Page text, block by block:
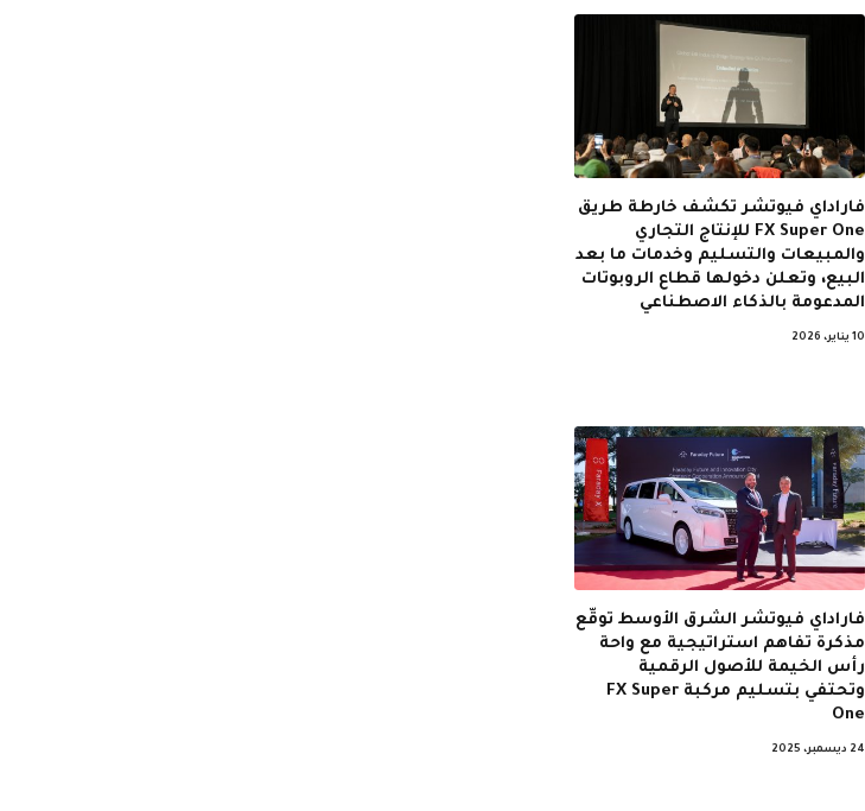
فاراداي فيوتشر تكشف خارطة طريق
FX Super One للإنتاج التجاري
والمبيعات والتسليم وخدمات ما بعد
البيع، وتعلن دخولها قطاع الروبوتات
المدعومة بالذكاء الاصطناعي
10 يناير، 2026
فاراداي فيوتشر الشرق الأوسط توقّع
مذكرة تفاهم استراتيجية مع واحة
رأس الخيمة للأصول الرقمية
وتحتفي بتسليم مركبة FX Super
One
24 ديسمبر، 2025